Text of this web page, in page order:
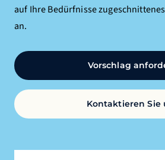
auf Ihre Bedürfnisse
an.
Vorschlag
Kontaktieren Sie